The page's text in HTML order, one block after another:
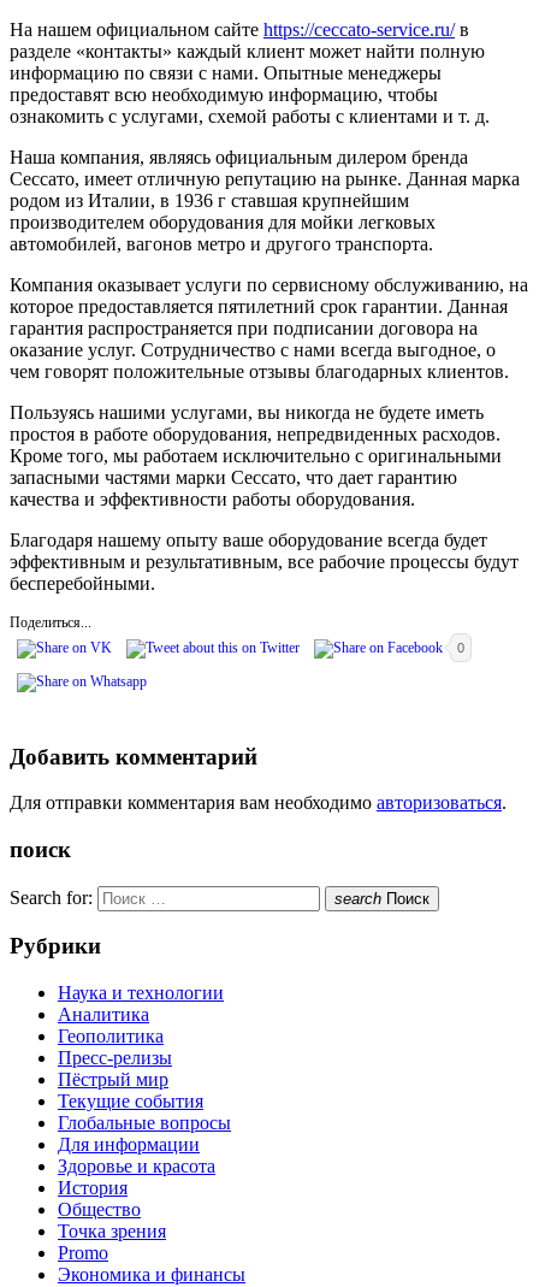
На нашем официальном сайте https://ceccato-service.ru/в
разделе «контакты» каждый клиент может найти полную
информацию по связи с нами. Опытные менеджеры
предоставят всю необходимую информацию, чтобы
ознакомить с услугами, схемой работы с клиентами и т. д.
Наша компания, являясь официальным дилером бренда
Сессато, имеет отличную репутацию на рынке. Данная марка
родом из Италии, в 1936 г ставшая крупнейшим
производителем оборудования для мойки легковых
автомобилей, вагонов метро и другого транспорта.
Компания оказывает услуги по сервисному обслуживанию, на
которое предоставляется пятилетний срок гарантии. Данная
гарантия распространяется при подписании договора на
оказание услуг. Сотрудничество с нами всегда выгодное, о
чем говорят положительные отзывы благодарных клиентов.
Пользуясь нашими услугами, вы никогда не будете иметь
простоя в работе оборудования, непредвиденных расходов.
Кроме того, мы работаем исключительно с оригинальными
запасными частями марки Сессато, что дает гарантию
качества и эффективности работы оборудования.
Благодаря нашему опыту ваше оборудование всегда будет
эффективным и результативным, все рабочие процессы будут
бесперебойными.
Поделиться...
0
Добавить комментарий
Для отправки комментария вам необходимо авторизоваться.
поиск
Search for: search Поиск
Рубрики
Наука и технологии
Аналитика
Геополитика
Пресс-релизы
Пёстрый мир
Текущие события
Глобальные вопросы
Для информации
Здоровье и красота
История
Общество
Точка зрения
Promo
Экономика и финансы